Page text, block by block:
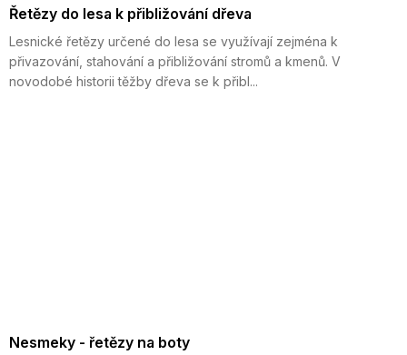
Řetězy do lesa k přibližování dřeva
Lesnické řetězy určené do lesa se využívají zejména k
přivazování, stahování a přibližování stromů a kmenů. V
novodobé historii těžby dřeva se k přibl...
Nesmeky - řetězy na boty